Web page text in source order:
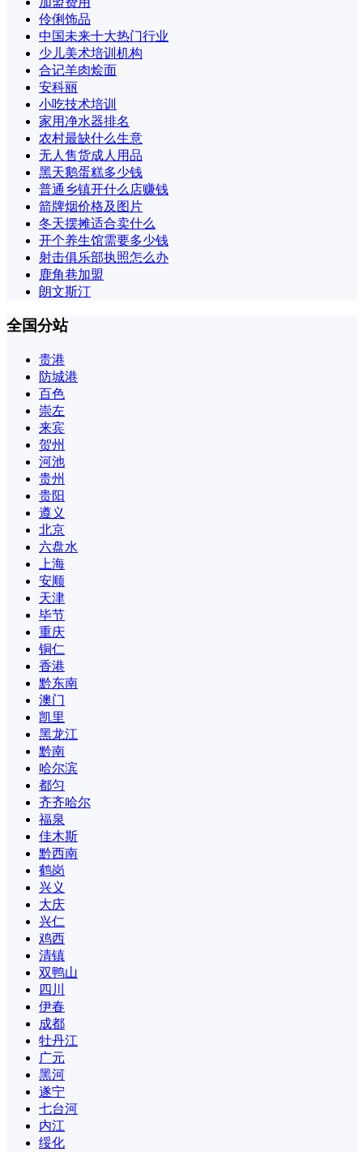
伶俐饰品
中国未来十大热门行业
少儿美术培训机构
合记羊肉烩面
安科丽
小吃技术培训
家用净水器排名
农村最缺什么生意
无人售货成人用品
黑天鹅蛋糕多少钱
普通乡镇开什么店赚钱
箭牌烟价格及图片
冬天摆摊适合卖什么
开个养生馆需要多少钱
射击俱乐部执照怎么办
鹿角巷加盟
朗文斯汀
全国分站
贵港
防城港
百色
崇左
来宾
贺州
河池
贵州
贵阳
遵义
北京
六盘水
上海
安顺
天津
毕节
重庆
铜仁
香港
黔东南
澳门
凯里
黑龙江
黔南
哈尔滨
都匀
齐齐哈尔
福泉
佳木斯
黔西南
鹤岗
兴义
大庆
兴仁
鸡西
清镇
双鸭山
四川
伊春
成都
牡丹江
广元
黑河
遂宁
七台河
内江
绥化